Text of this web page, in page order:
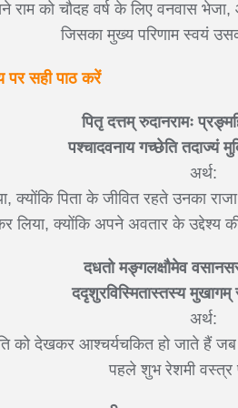
राम को चौदह वर्ष के लिए वनवास
जिसका मुख्य परिणाम स्वयं
पर सही पाठ करें
पितृ दत्तम् रुदानरामः
पश्चादवनाय गच्छेति तदाज्यं
अर्थ:
क्योंकि पिता के जीवित रहते उनका
लिया, क्योंकि अपने अवतार के उद्देश्य
दधतो मङ्गलक्षौमेव
ददृशुरविस्मितास्तस्य
अर्थ:
को देखकर आश्चर्यचकित हो जाते
पहले शुभ रेशमी